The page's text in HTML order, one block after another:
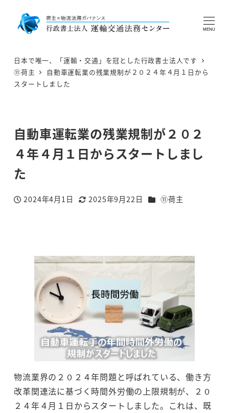
MENU
日本で唯一、「運輸・交通」を冠とした行政書士法人です
⑪荷主
自動車運転業の残業規制が２０２４年４月１日から
スタートしました
自動車運転業の残業規制が２０２
４年４月１日からスタートしまし
た
投稿日
2024年4月1日
更新日
2025年9月22日 カテゴリー
⑪荷主
物流業界の２０２４年問題と呼ばれている、働き方
改革関連法に基づく時間外労働の上限規制が、２０
２４年４月１日からスタートしました。これは、既